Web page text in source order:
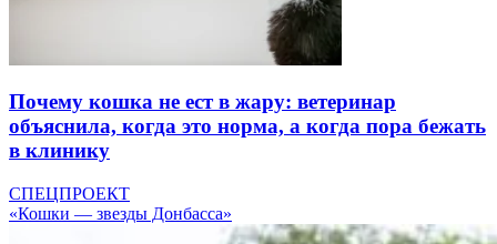
Почему кошка не ест в жару: ветеринар
объяснила, когда это норма, а когда пора бежать
в клинику
СПЕЦПРОЕКТ
«Кошки — звезды Донбасса»